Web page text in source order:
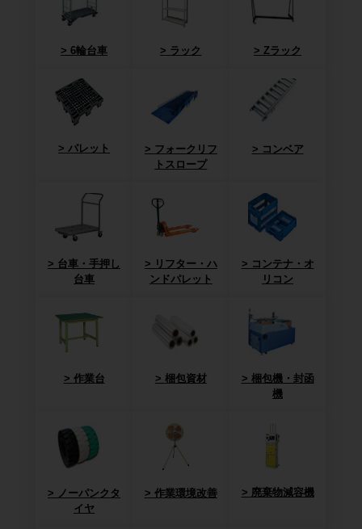
6輪台車 ラック Zラック
パレット
フォークリフ
トスロープ
コンベア
台車・手押し
台車
リフター・ハ
ンドパレット
コンテナ・オ
リコン
作業台 梱包資材
梱包機・封函
機
ノーパンクタ
イヤ
作業環境改善 廃棄物減容機